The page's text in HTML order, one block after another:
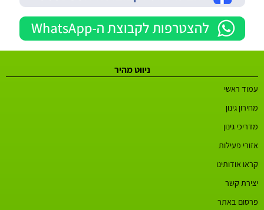
ניווט מהיר
עמוד ראשי
מחירון גינון
מדריכי גינון
אזורי פעילות
קראו אודותינו
יצירת קשר
פרסום באתר